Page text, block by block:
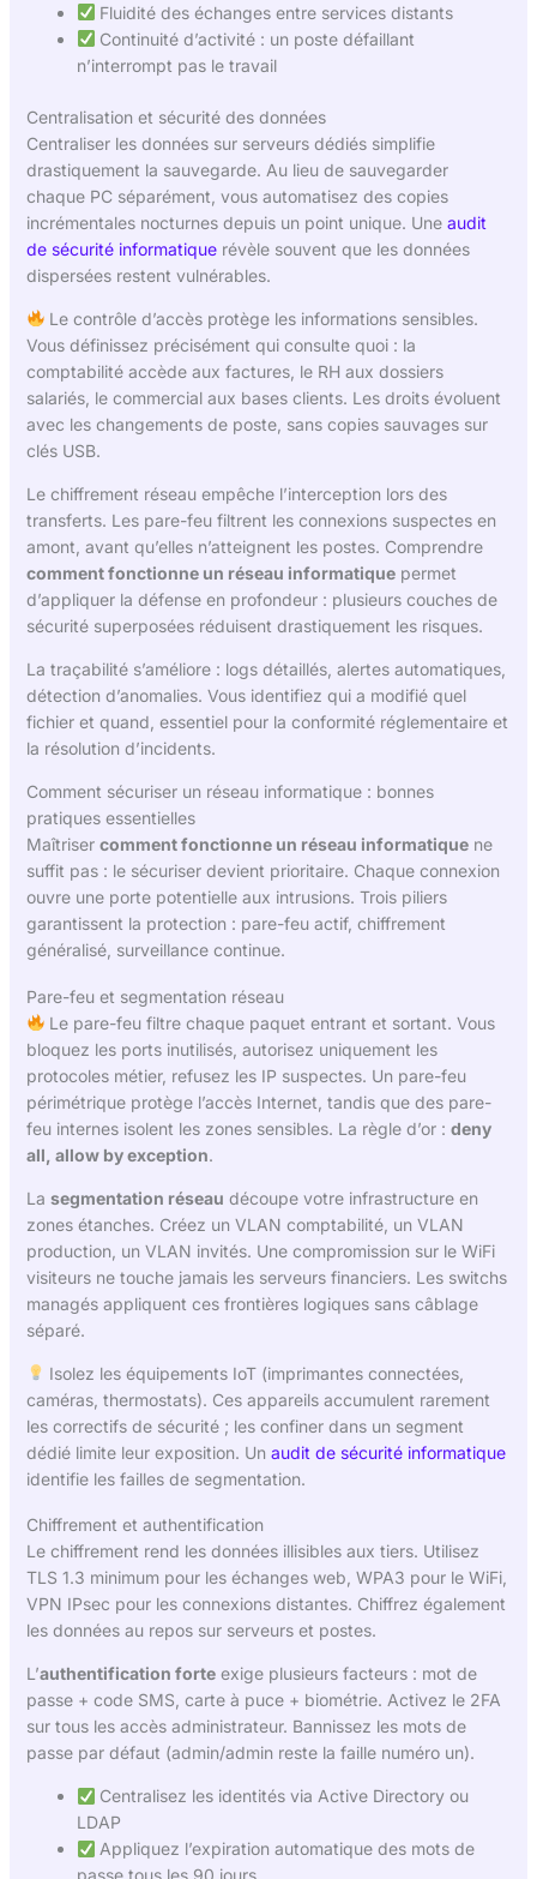
Fluidité des échanges entre services distants
Continuité d’activité : un poste défaillant
n’interrompt pas le travail
Centralisation et sécurité des données
Centraliser les données sur serveurs dédiés simplifie
drastiquement la sauvegarde. Au lieu de sauvegarder
chaque PC séparément, vous automatisez des copies
incrémentales nocturnes depuis un point unique. Une audit
de sécurité informatiquerévèle souvent que les données
dispersées restent vulnérables.
Le contrôle d’accès protège les informations sensibles.
Vous définissez précisément qui consulte quoi : la
comptabilité accède aux factures, le RH aux dossiers
salariés, le commercial aux bases clients. Les droits évoluent
avec les changements de poste, sans copies sauvages sur
clés USB.
Le chiffrement réseau empêche l’interception lors des
transferts. Les pare-feu filtrent les connexions suspectes en
amont, avant qu’elles n’atteignent les postes. Comprendre
comment fonctionne un réseau informatiquepermet
d’appliquer la défense en profondeur : plusieurs couches de
sécurité superposées réduisent drastiquement les risques.
La traçabilité s’améliore : logs détaillés, alertes automatiques,
détection d’anomalies. Vous identifiez qui a modifié quel
fichier et quand, essentiel pour la conformité réglementaire et
la résolution d’incidents.
Comment sécuriser un réseau informatique : bonnes
pratiques essentielles
Maîtriser comment fonctionne un réseau informatiquene
suffit pas : le sécuriser devient prioritaire. Chaque connexion
ouvre une porte potentielle aux intrusions. Trois piliers
garantissent la protection : pare-feu actif, chiffrement
généralisé, surveillance continue.
Pare-feu et segmentation réseau
Le pare-feu filtre chaque paquet entrant et sortant. Vous
bloquez les ports inutilisés, autorisez uniquement les
protocoles métier, refusez les IP suspectes. Un pare-feu
périmétrique protège l’accès Internet, tandis que des pare-
feu internes isolent les zones sensibles. La règle d’or : deny
all, allow by exception.
La segmentation réseau découpe votre infrastructure en
zones étanches. Créez un VLAN comptabilité, un VLAN
production, un VLAN invités. Une compromission sur le WiFi
visiteurs ne touche jamais les serveurs financiers. Les switchs
managés appliquent ces frontières logiques sans câblage
séparé.
Isolez les équipements IoT (imprimantes connectées,
caméras, thermostats). Ces appareils accumulent rarement
les correctifs de sécurité ; les confiner dans un segment
dédié limite leur exposition. Un audit de sécurité informatique
identifie les failles de segmentation.
Chiffrement et authentification
Le chiffrement rend les données illisibles aux tiers. Utilisez
TLS 1.3 minimum pour les échanges web, WPA3 pour le WiFi,
VPN IPsec pour les connexions distantes. Chiffrez également
les données au repos sur serveurs et postes.
L’authentification forteexige plusieurs facteurs : mot de
passe + code SMS, carte à puce + biométrie. Activez le 2FA
sur tous les accès administrateur. Bannissez les mots de
passe par défaut (admin/admin reste la faille numéro un).
Centralisez les identités via Active Directory ou
LDAP
Appliquez l’expiration automatique des mots de